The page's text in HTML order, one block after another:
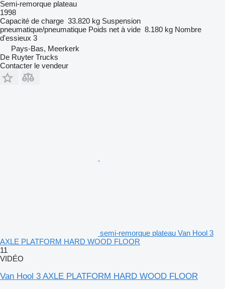
Semi-remorque plateau
1998
Capacité de charge 33.820 kg Suspension
pneumatique/pneumatique Poids net à vide 8.180 kg Nombre
d'essieux 3
Pays-Bas, Meerkerk
De Ruyter Trucks
Contacter le vendeur
semi-remorque plateau Van Hool 3
AXLE PLATFORM HARD WOOD FLOOR
11
VIDÉO
Van Hool 3 AXLE PLATFORM HARD WOOD FLOOR